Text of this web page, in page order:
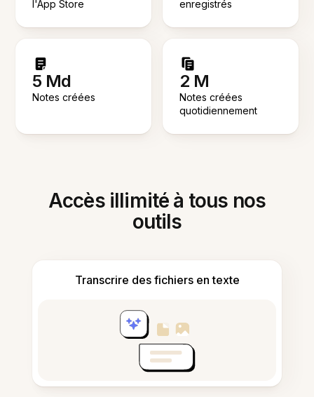
l'App Store
enregistrés
5 Md
Notes créées
2 M
Notes créées
quotidiennement
Accès illimité à tous nos
outils
Transcrire des fichiers en texte